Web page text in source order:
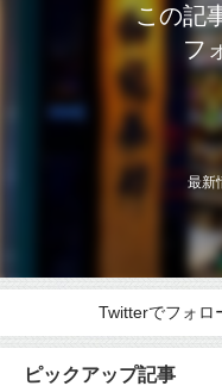
この記
フ
最新
Twitterでフォロ
ピックアップ記事